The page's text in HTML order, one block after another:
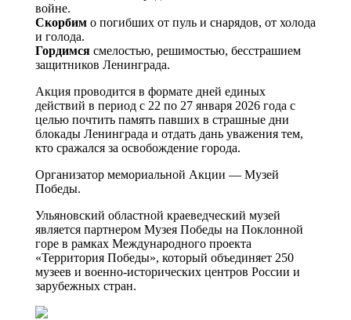
войне.
Скорбим о погибших от пуль и снарядов, от холода
и голода.
Гордимся смелостью, решимостью, бесстрашием
защитников Ленинграда.
Акция проводится в формате дней единых
действий в период с 22 по 27 января 2026 года с
целью почтить память павших в страшные дни
блокады Ленинграда и отдать дань уважения тем,
кто сражался за освобождение города.
Организатор мемориальной Акции — Музей
Победы.
Ульяновский областной краеведческий музей
является партнером Музея Победы на Поклонной
горе в рамках Международного проекта
«Территория Победы», который объединяет 250
музеев и военно-исторических центров России и
зарубежных стран.